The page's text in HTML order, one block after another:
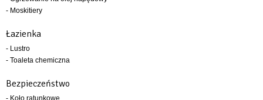
- Moskitiery
Łazienka
- Lustro
- Toaleta chemiczna
Bezpieczeństwo
- Koło ratunkowe